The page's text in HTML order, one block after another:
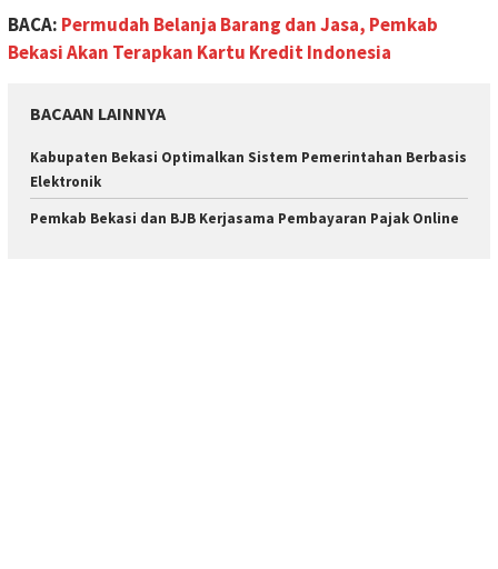
BACA: Permudah Belanja Barang dan Jasa, Pemkab
Bekasi Akan Terapkan Kartu Kredit Indonesia
BACAAN LAINNYA
Kabupaten Bekasi Optimalkan Sistem Pemerintahan Berbasis
Elektronik
Pemkab Bekasi dan BJB Kerjasama Pembayaran Pajak Online